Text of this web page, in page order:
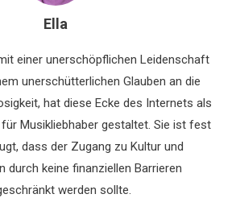
Ella
einer unerschöpflichen Leidenschaft
unerschütterlichen Glauben an die
hat diese Ecke des Internets als
Musikliebhaber gestaltet. Sie ist fest
dass der Zugang zu Kultur und
durch keine finanziellen Barrieren
werden sollte.